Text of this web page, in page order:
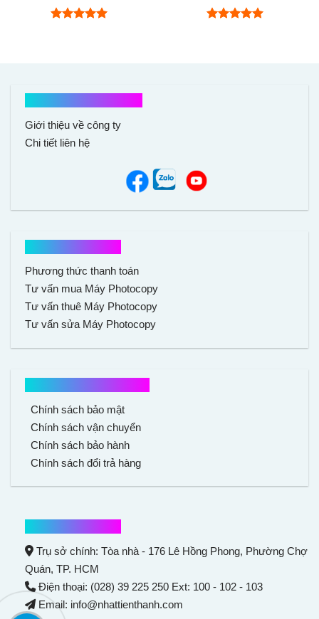
Giới thiệu về công ty
Chi tiết liên hệ
Phương thức thanh toán
Tư vấn mua Máy Photocopy
Tư vấn thuê Máy Photocopy
Tư vấn sửa Máy Photocopy
Chính sách bảo mật
Chính sách vận chuyển
Chính sách bảo hành
Chính sách đổi trả hàng
Trụ sở chính: Tòa nhà - 176 Lê Hồng Phong, Phường Chợ
Quán, TP. HCM
Điện thoại: (028) 39 225 250 Ext: 100 - 102 - 103
Email: info@nhattienthanh.com